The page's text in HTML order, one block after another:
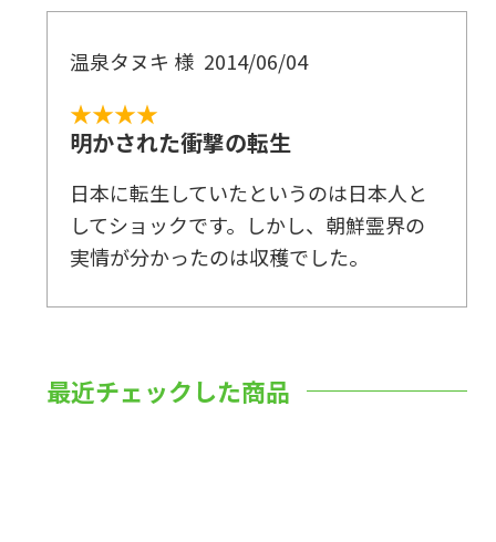
温泉タヌキ 様 2014/06/04
★★★★
明かされた衝撃の転生
日本に転生していたというのは日本人と
してショックです。しかし、朝鮮霊界の
実情が分かったのは収穫でした。
最近チェックした商品